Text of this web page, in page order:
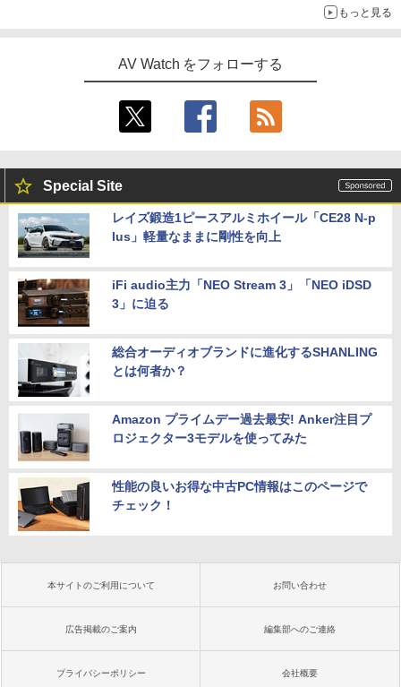
もっと見る
AV Watch をフォローする
Special Site
レイズ鍛造1ピースアルミホイール「CE28 N-p
lus」軽量なままに剛性を向上
iFi audio主力「NEO Stream 3」「NEO iDSD
3」に迫る
総合オーディオブランドに進化するSHANLING
とは何者か？
Amazon プライムデー過去最安! Anker注目プ
ロジェクター3モデルを使ってみた
性能の良いお得な中古PC情報はこのページで
チェック！
本サイトのご利用について お問い合わせ
広告掲載のご案内 編集部へのご連絡
プライバシーポリシー 会社概要